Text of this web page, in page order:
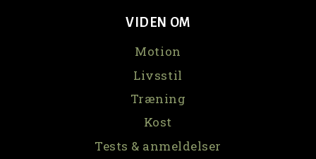
VIDEN OM
Motion
Livsstil
Træning
Kost
Tests & anmeldelser